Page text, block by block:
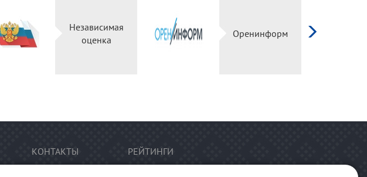
Независимая
оценка
Оренинформ
КОНТАКТЫ РЕЙТИНГИ